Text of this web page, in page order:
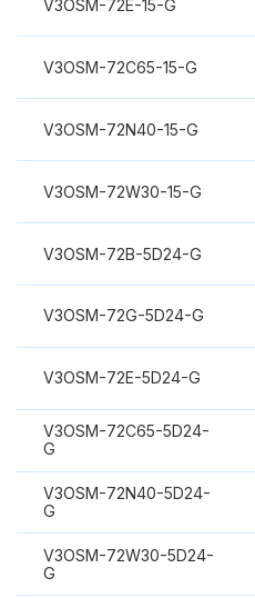
V3OSM-72E-15-G
V3OSM-72C65-15-G
V3OSM-72N40-15-G
V3OSM-72W30-15-G
V3OSM-72B-5D24-G
V3OSM-72G-5D24-G
V3OSM-72E-5D24-G
V3OSM-72C65-5D24-
G
V3OSM-72N40-5D24-
G
V3OSM-72W30-5D24-
G